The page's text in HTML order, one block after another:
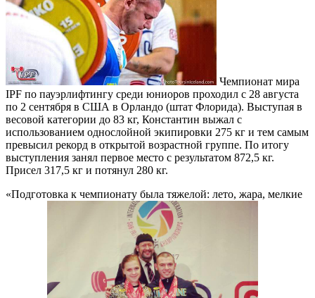
Чемпионат мира
IPF по пауэрлифтингу среди юниоров проходил с 28 августа
по 2 сентября в США в Орландо (штат Флорида). Выступая в
весовой категории до 83 кг, Константин выжал с
использованием однослойной экипировки 275 кг и тем самым
превысил рекорд в открытой возрастной группе. По итогу
выступления занял первое место с результатом 872,5 кг.
Присел 317,5 кг и потянул 280 кг.
«Подготовка к чемпионату была тяжелой: лето, жара, мелкие